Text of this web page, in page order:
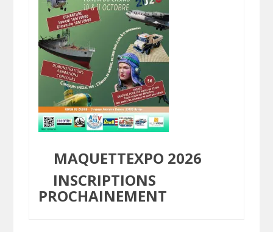
MAQUETTEXPO 2026
INSCRIPTIONS
PROCHAINEMENT